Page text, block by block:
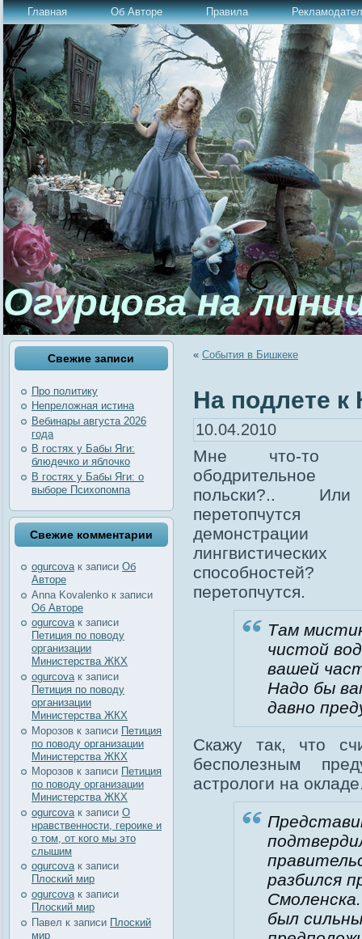
Главная Об Авторе Правила
Огурцова на
Свежие записи
Про политику
Непреложная истина
Вебинары августа 2026
года
В гостях у Бабы Яги:
блюдечко и яблочко
В гостях у Бабы Яги: о
выборе Психопомпа
Свежие комментарии
ogurcovaк записи Об
Авторе
Anna Kovalenko к записи
Об Авторе
ogurcovaк записи
Петиция по поводу
организации
Министерства ЖКХ
ogurcova к записи
Петиция по поводу
организации
Министерства ЖКХ
Морозов к записи Петиция
по поводу организации
Министерства ЖКХ
Морозов к записи Петиция
по поводу организации
Министерства ЖКХ
ogurcova к записи О
нравственности, героике и
о том, от кого мы это
слышим
ogurcovaк записи
Плоский мир
ogurcova к записи
Плоский мир
Павел к записи Плоский
мир
« События в Бишкеке
На подлете к
10.04.2010
Мне что-то
польски?..
лингвистических
способностей?
перетопчутся.
Там
чистой
вашей
Надо бы
давно
Скажу так, что
бесполезным
астрологи на
разбился
Смоленска.
был